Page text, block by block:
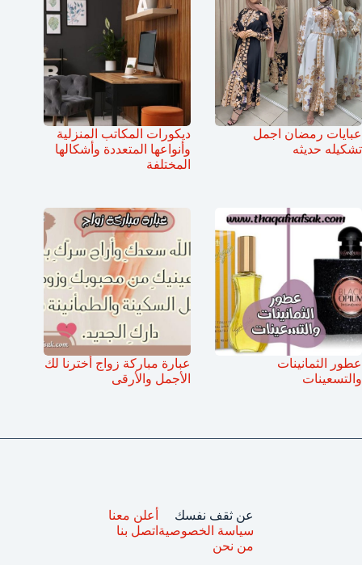
عبايات رمضان اجمل
تشكيله حديثه
ديكورات المكاتب المنزلية
وأنواعها المتعددة وأشكالها
المختلفة
عطور الثمانينات
والتسعينات
عبارة مباركة زواج أخترنا لك
الأجمل والأرقى
عن ثقف نفسك
سياسة الخصوصية
من نحن
أعلن معنا
اتصل بنا